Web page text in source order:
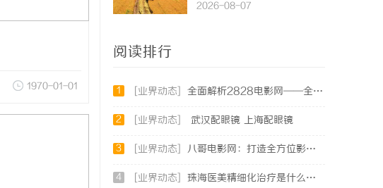
1970-01-01
2026-08-07
阅读排行
1 [业界动态] 全面解析2828电影网——全方位提升你的观影体验平台
2 [业界动态] 武汉配眼镜 上海配眼镜
3 [业界动态] 八哥电影网：打造全方位影视娱乐新体验的平台解析
4 [业界动态] 珠海医美精细化治疗是什么？珠海专业医美机构筛选标准科普